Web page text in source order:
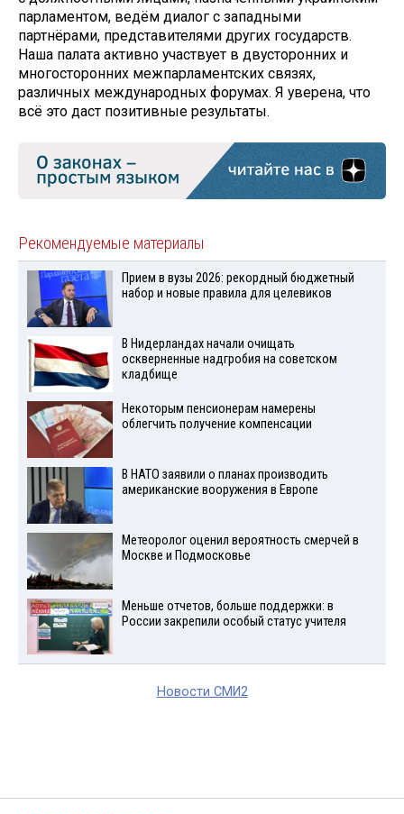
парламентом, ведём диалог с западными
партнёрами, представителями других государств.
Наша палата активно участвует в двусторонних и
многосторонних межпарламентских связях,
различных международных форумах. Я уверена, что
всё это даст позитивные результаты.
Рекомендуемые материалы
Прием в вузы 2026: рекордный бюджетный
набор и новые правила для целевиков
В Нидерландах начали очищать
оскверненные надгробия на советском
кладбище
Некоторым пенсионерам намерены
облегчить получение компенсации
В НАТО заявили о планах производить
американские вооружения в Европе
Метеоролог оценил вероятность смерчей в
Москве и Подмосковье
Меньше отчетов, больше поддержки: в
России закрепили особый статус учителя
Новости СМИ2